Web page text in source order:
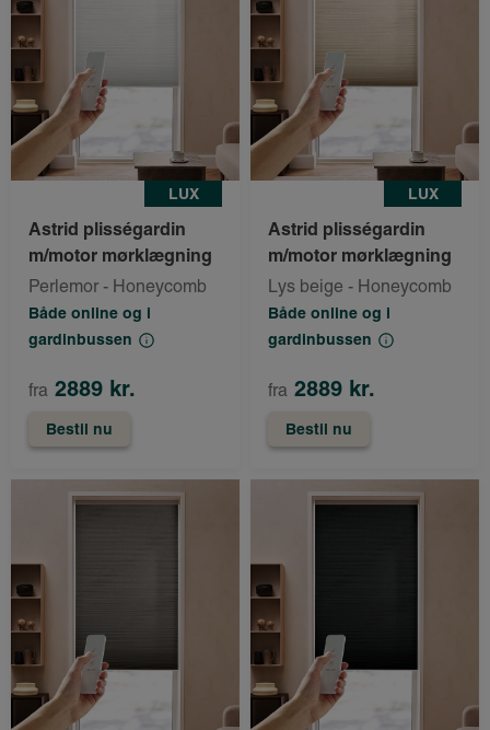
LUX
Astrid plisségardin
m/motor mørklægning
Perlemor - Honeycomb
Både online og i
gardinbussen
fra 2889 kr.
Bestil nu
LUX
Astrid plisségardin
m/motor mørklægning
Lys beige - Honeycomb
Både online og i
gardinbussen
fra 2889 kr.
Bestil nu